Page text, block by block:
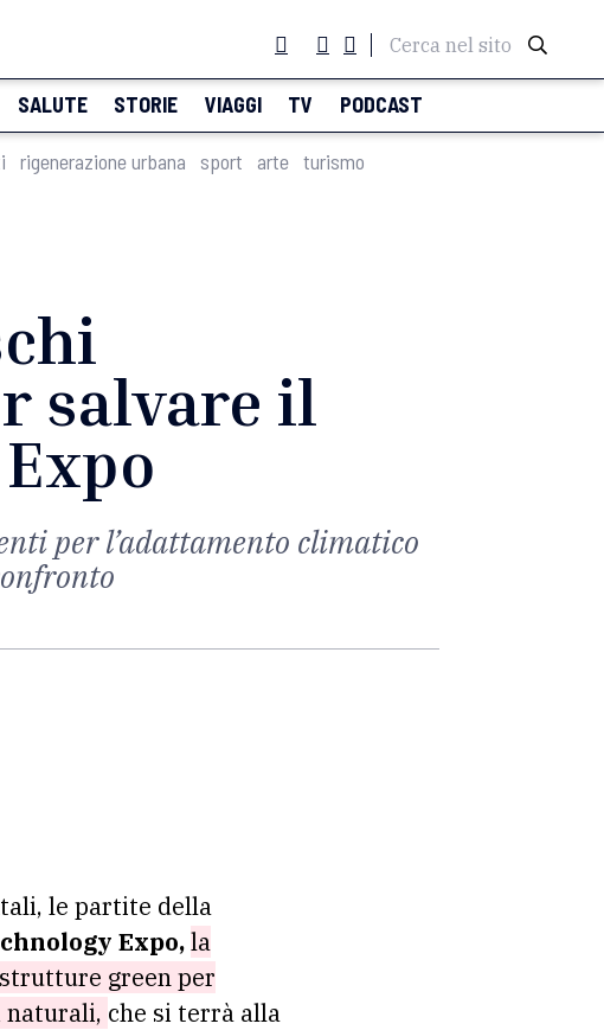
Cerca nel sito
SALUTE STORIE VIAGGI TV PODCAST
rigenerazione urbana sport arte turismo
salvare il
per l’adattamento climatico
le partite della
Expo,la
green per
naturali, che si terrà alla